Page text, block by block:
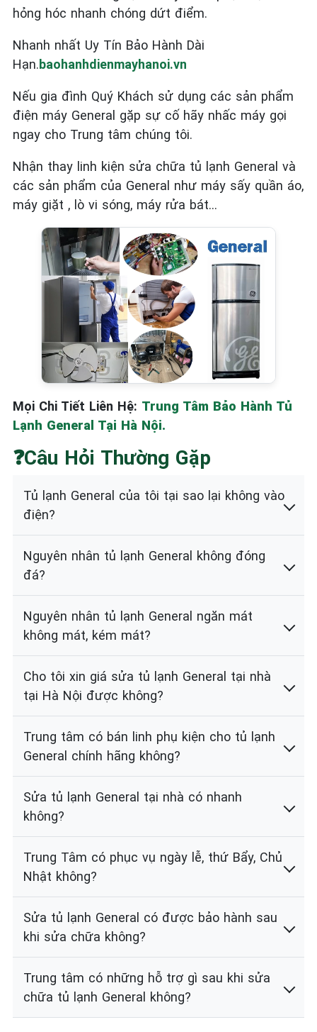
hỏng hóc nhanh chóng dứt điểm.
Nhanh nhất Uy Tín Bảo Hành Dài
Hạn.baohanhdienmayhanoi.vn
Nếu gia đình Quý Khách sử dụng các sản phẩm
điện máy General gặp sự cố hãy nhấc máy gọi
ngay cho Trung tâm chúng tôi.
Nhận thay linh kiện sửa chữa tủ lạnh General và
các sản phẩm của General như máy sấy quần áo,
máy giặt , lò vi sóng, máy rửa bát…
Mọi Chi Tiết Liên Hệ: Trung Tâm Bảo Hành Tủ
Lạnh General Tại Hà Nội.
❓Câu Hỏi Thường Gặp
Tủ lạnh General của tôi tại sao lại không vào
điện?
Nguyên nhân tủ lạnh General không đóng
đá?
Nguyên nhân tủ lạnh General ngăn mát
không mát, kém mát?
Cho tôi xin giá sửa tủ lạnh General tại nhà
tại Hà Nội được không?
Trung tâm có bán linh phụ kiện cho tủ lạnh
General chính hãng không?
Sửa tủ lạnh General tại nhà có nhanh
không?
Trung Tâm có phục vụ ngày lễ, thứ Bẩy, Chủ
Nhật không?
Sửa tủ lạnh General có được bảo hành sau
khi sửa chữa không?
Trung tâm có những hỗ trợ gì sau khi sửa
chữa tủ lạnh General không?